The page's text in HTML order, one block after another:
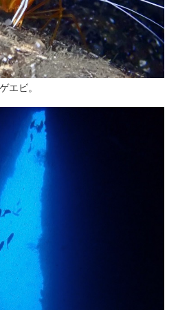
エビ。